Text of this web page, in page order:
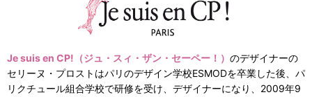
Je suis en CP!（ジュ・スィ・ザン・セーペー！） のデザイナーの
セリーヌ・プロストはパリのデザイン学校ESMODを卒業した後、パ
リクチュール組合学校で研修を受け、デザイナーになり、2009年9